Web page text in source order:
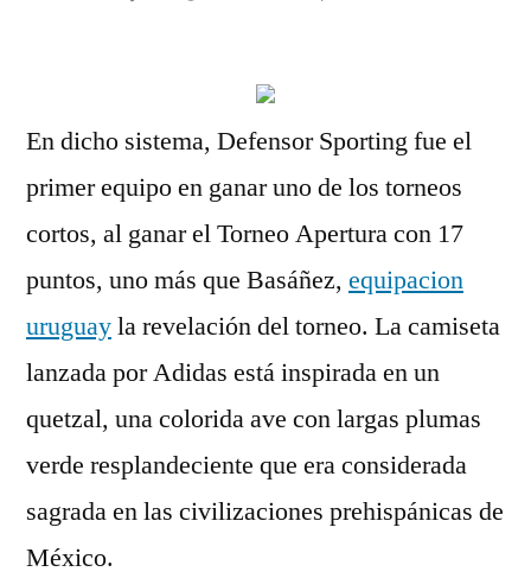
En dicho sistema, Defensor Sporting fue el
primer equipo en ganar uno de los torneos
cortos, al ganar el Torneo Apertura con 17
puntos, uno más que Basáñez, equipacion
uruguayla revelación del torneo. La camiseta
lanzada por Adidas está inspirada en un
quetzal, una colorida ave con largas plumas
verde resplandeciente que era considerada
sagrada en las civilizaciones prehispánicas de
México.